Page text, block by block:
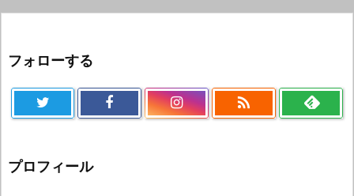
フォローする

プロフィール